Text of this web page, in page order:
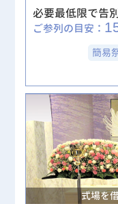
必要最低限で告
ご参列の目安：
簡易
式場を